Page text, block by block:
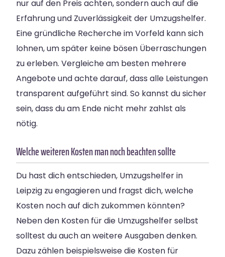
nur auf den Preis achten, sondern auch auf die
Erfahrung und Zuverlässigkeit der Umzugshelfer.
Eine gründliche Recherche im Vorfeld kann sich
lohnen, um später keine bösen Überraschungen
zu erleben. Vergleiche am besten mehrere
Angebote und achte darauf, dass alle Leistungen
transparent aufgeführt sind. So kannst du sicher
sein, dass du am Ende nicht mehr zahlst als
nötig.
Welche weiteren Kosten man noch beachten sollte
Du hast dich entschieden, Umzugshelfer in
Leipzig zu engagieren und fragst dich, welche
Kosten noch auf dich zukommen könnten?
Neben den Kosten für die Umzugshelfer selbst
solltest du auch an weitere Ausgaben denken.
Dazu zählen beispielsweise die Kosten für